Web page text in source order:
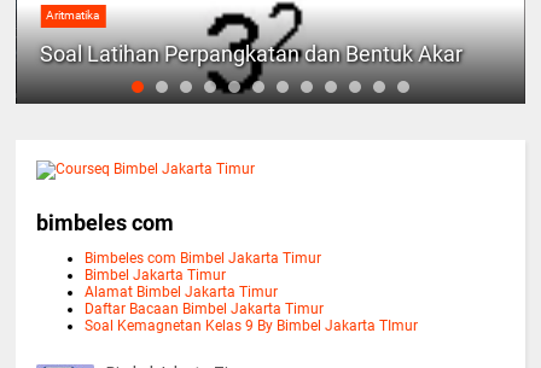
Aritmatika
Soal Latihan Perpangkatan dan Bentuk Akar
bimbeles com
Bimbeles com Bimbel Jakarta Timur
Bimbel Jakarta Timur
Alamat Bimbel Jakarta Timur
Daftar Bacaan Bimbel Jakarta Timur
Soal Kemagnetan Kelas 9 By Bimbel Jakarta TImur